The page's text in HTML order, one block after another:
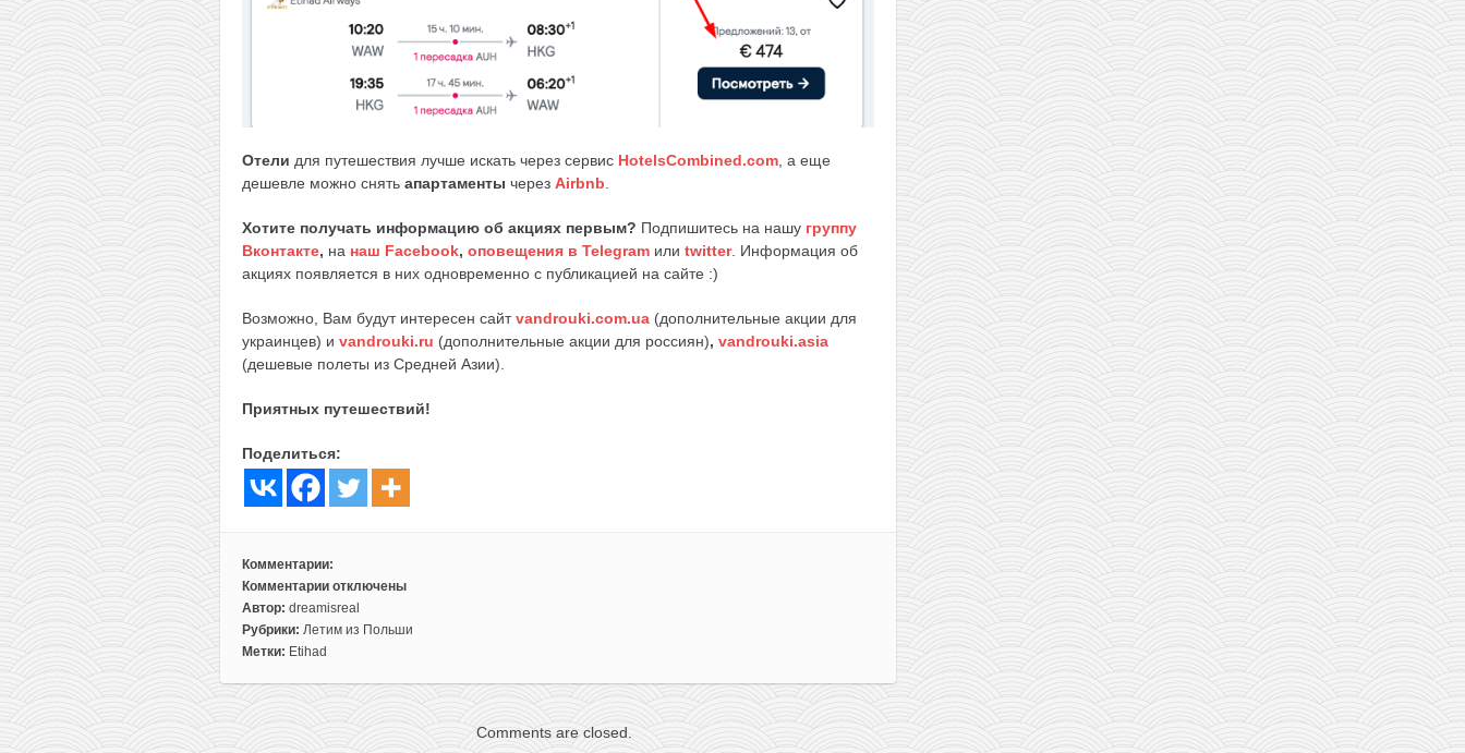
Отели для путешествия лучше искать через сервис HotelsCombined.com , а еще
дешевле можно снять апартаменты через Airbnb
Хотите получать информацию об акциях первым? Подпишитесь на нашу группу
Вконтакте, на наш Facebook, оповещения в Telegram или twitter. Информация об
акциях появляется в них одновременно с публикацией на сайте :)
Возможно, Вам будут интересен сайтvandrouki.com.ua (дополнительные акции для
украинцев) и vandrouki.ru (дополнительные акции для россиян), vandrouki.asia
(дешевые полеты из Средней Азии).
Приятных путешествий!
Поделиться:
Комментарии:
Комментарии
к
записи
Авиабилеты
Варшавы
в
Гонконг
отключены
Автор: dreamisreal
Рубрики: Летим из Польши
Метки: Etihad
Comments are closed.